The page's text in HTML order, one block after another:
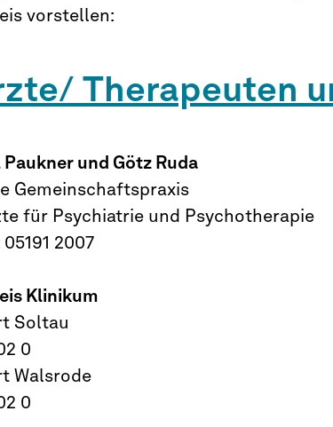
vorstellen:
Therapeuten
und Götz Ruda
Gemeinschaftspraxis
für Psychiatrie und Psychotherapie
2007
Klinikum
Soltau
0
Walsrode
0